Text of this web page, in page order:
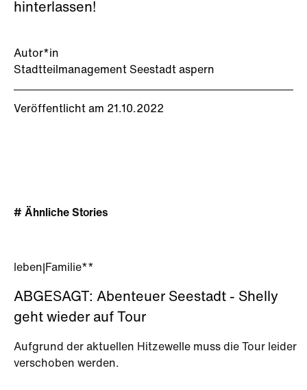
Autor*in
Stadtteilmanagement Seestadt aspern
Veröffentlicht am 21.10.2022
hinterlassen!
# Ähnliche Stories
leben Familie**
ABGESAGT: Abenteuer Seestadt - Shelly
geht wieder auf Tour
Aufgrund der aktuellen Hitzewelle muss die Tour leider
verschoben werden.